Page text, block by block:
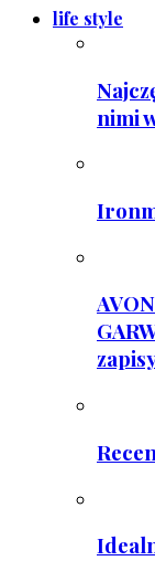
life style
nimi